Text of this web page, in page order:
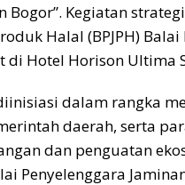
Bogor”. Kegiatan
Halal (BPJPH)
di Hotel Horison Ultima
dalam rangka
daerah, serta
dan penguatan
Penyelenggara